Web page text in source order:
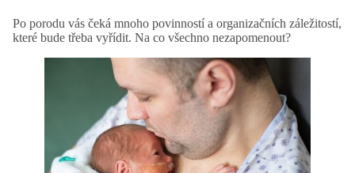
Po porodu vás čeká mnoho povinností a organizačních záležitostí,
které bude třeba vyřídit. Na co všechno nezapomenout?